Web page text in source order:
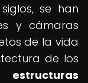
se han
y cámaras
de la vida
de los
estructuras